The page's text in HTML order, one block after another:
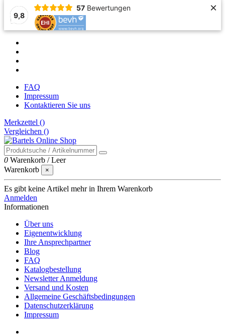
9,8
57 Bewertungen ×
FAQ
Impressum
Kontaktieren Sie uns
Merkzettel ()
Vergleichen ()
0 Warenkorb /Leer
Warenkorb
×
Es gibt keine Artikel mehr in Ihrem Warenkorb
Anmelden
Informationen
Über uns
Eigenentwicklung
Ihre Ansprechpartner
Blog
FAQ
Katalogbestellung
Newsletter Anmeldung
Versand und Kosten
Allgemeine Geschäftsbedingungen
Datenschutzerklärung
Impressum